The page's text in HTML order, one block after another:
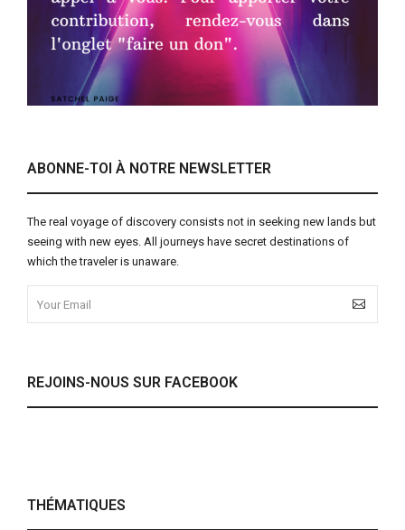
ABONNE-TOI À NOTRE NEWSLETTER
The real voyage of discovery consists not in seeking new lands but
seeing with new eyes. All journeys have secret destinations of
which the traveler is unaware.
REJOINS-NOUS SUR FACEBOOK
THÉMATIQUES